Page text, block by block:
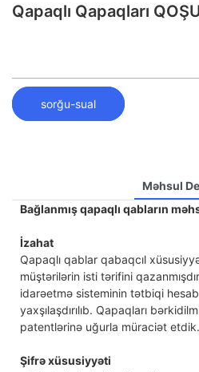
Qapaqlı Qapaqları
sorğu-sual
Məhsul
Bağlanmış qapaqlı qabların
İzahat
Qapaqlı qablar qabaqcıl
müştərilərin isti tərifini
idarəetmə sisteminin tətbiqi
yaxşılaşdırılıb. Qapaqları
patentlərinə uğurla müraciət etdik.
Şifrə xüsusiyyəti